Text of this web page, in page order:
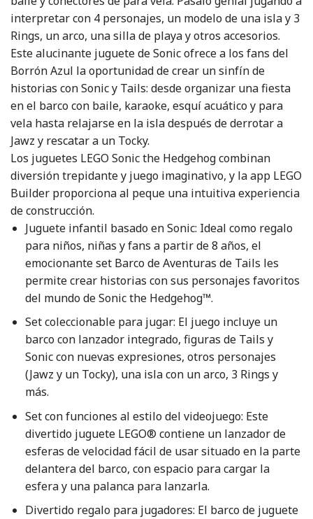
interpretar con 4 personajes, un modelo de una isla y 3
Rings, un arco, una silla de playa y otros accesorios.
Este alucinante juguete de Sonic ofrece a los fans del
Borrón Azul la oportunidad de crear un sinfín de
historias con Sonic y Tails: desde organizar una fiesta
en el barco con baile, karaoke, esquí acuático y para
vela hasta relajarse en la isla después de derrotar a
Jawz y rescatar a un Tocky.
Los juguetes LEGO Sonic the Hedgehog combinan
diversión trepidante y juego imaginativo, y la app LEGO
Builder proporciona al peque una intuitiva experiencia
de construcción.
Juguete infantil basado en Sonic: Ideal como regalo
para niños, niñas y fans a partir de 8 años, el
emocionante set Barco de Aventuras de Tails les
permite crear historias con sus personajes favoritos
del mundo de Sonic the Hedgehog™.
Set coleccionable para jugar: El juego incluye un
barco con lanzador integrado, figuras de Tails y
Sonic con nuevas expresiones, otros personajes
(Jawz y un Tocky), una isla con un arco, 3 Rings y
más.
Set con funciones al estilo del videojuego: Este
divertido juguete LEGO® contiene un lanzador de
esferas de velocidad fácil de usar situado en la parte
delantera del barco, con espacio para cargar la
esfera y una palanca para lanzarla.
Divertido regalo para jugadores: El barco de juguete